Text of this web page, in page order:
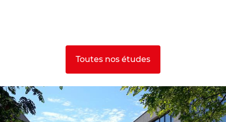
Toutes nos études